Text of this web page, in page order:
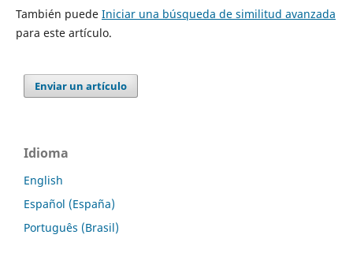
También puede Iniciar una búsqueda de similitud avanzada
para este artículo.
Enviar un artículo
Idioma
English
Español (España)
Português (Brasil)